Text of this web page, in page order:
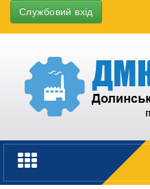
Службовий вхід
Toggle
navigation